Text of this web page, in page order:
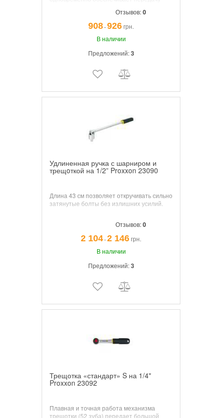
Отзывов:0
908¯926грн.
В наличии
Предложений:3
Удлиненная ручка с шарниром и
трещoткой на 1/2” Proxxon 23090
Длина 43 см позволяет откручивать сильно
затянутые болты без излишних усилий.
Отзывов:0
2 104¯2 146грн.
В наличии
Предложений:3
Трещотка «стандарт» S на 1/4"
Proxxon 23092
Плавная и точная работа механизма
трещотки (52 зуба) передает большой